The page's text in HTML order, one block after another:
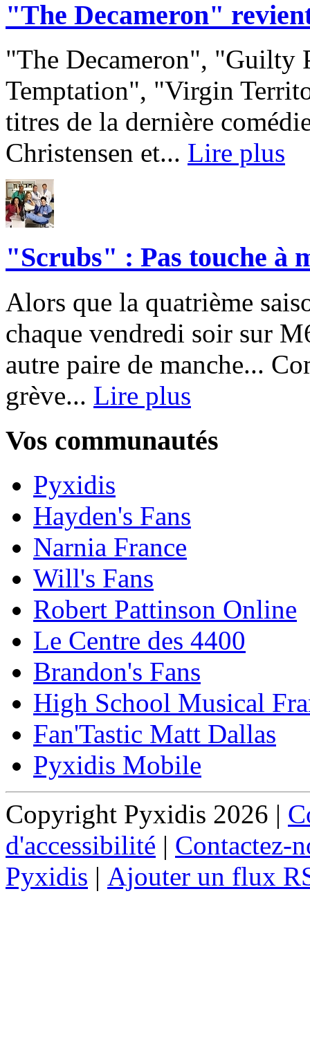
"The Decameron"
"The Decameron", "Guilty
Temptation", "Virgin
titres de la dernière
Christensen et... Lire plus
"Scrubs" : Pas touche à
Alors que la quatrième
chaque vendredi soir sur
autre paire de manche...
grève... Lire plus
Vos communautés
Pyxidis
Hayden's Fans
Narnia France
Will's Fans
Robert Pattinson Online
Le Centre des 4400
Brandon's Fans
High School Musical
Fan'Tastic Matt Dallas
Pyxidis Mobile
Copyright Pyxidis 2026 |
d'accessibilité | Contactez-
Pyxidis | Ajouter un flux